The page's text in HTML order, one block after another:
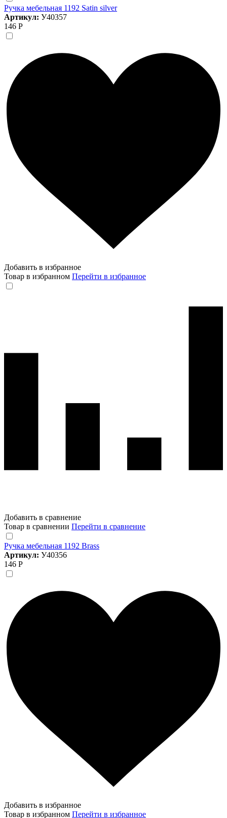
Ручка мебельная 1192 Satin silver
Артикул: У40357
146 Р
Добавить в избранное
Товар в избранном Перейти в избранное
Добавить в сравнение
Товар в сравнении Перейти в сравнение
Ручка мебельная 1192 Brass
Артикул: У40356
146 Р
Добавить в избранное
Товар в избранном Перейти в избранное